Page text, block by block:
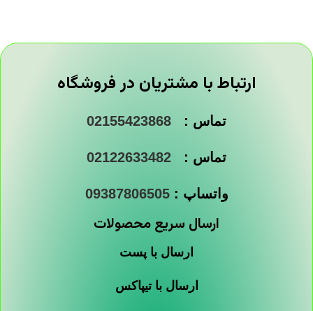
ارتباط با مشتریان در فروشگاه
تماس : 02155423868
تماس : 02122633482
واتساپ :09387806505
ارسال سریع محصولات
ارسال با پست
ارسال با تیپاکس